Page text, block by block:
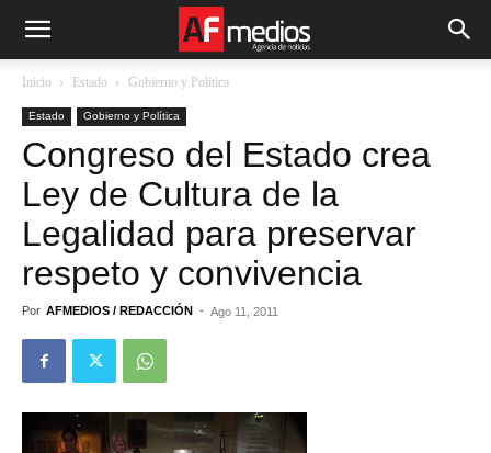
Inicio Estado Gobierno y Política
Estado Gobierno y Política
Congreso del Estado crea
Ley de Cultura de la
Legalidad para preservar
respeto y convivencia
Por AFMEDIOS / REDACCIÓN - Ago 11, 2011